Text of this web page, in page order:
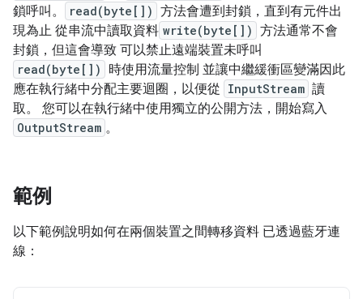
鎖呼叫。
read(byte[]) 方法會遭到封鎖，直到有元件出
現為止 從串流中讀取資料 write(byte[]) 方法通常不會
封鎖，但這會導致 可以禁止遠端裝置未呼叫
read(byte[])
時使用流量控制 並讓中繼緩衝區變滿因此
應在執行緒中分配主要迴圈，以便從 InputStream 讀
取。 您可以在執行緒中使用獨立的公開方法，開始寫入
OutputStream 。
範例
以下範例說明如何在兩個裝置之間轉移資料 已透過藍牙連
線：